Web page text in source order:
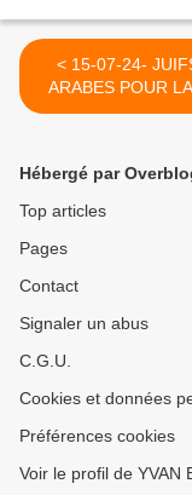
< 15-07-24- JUIFS ET
ARABES POUR
Hébergé par
Top articles
Pages
Contact
Signaler un abus
C.G.U.
Cookies et données
Préférences cookies
Voir le profil de YVAN